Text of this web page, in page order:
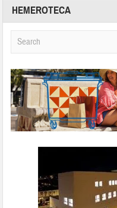
HEMEROTECA